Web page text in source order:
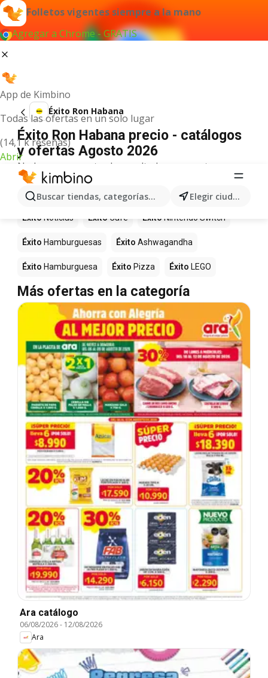
Folletos vigentes siempre a la mano
Agregar a Chrome - GRATIS
App de Kimbino
Todas las ofertas en un solo lugar
(14,1 k reseñas)
Abrir
Buscar tiendas, categorías, productos... Elegir ciudad
Éxito Ron Habana
Éxito Ron Habana precio - catálogos
y ofertas Agosto 2026
No hemos encontrado resultados para este
término.
Más productos en tiendas Éxito
Éxito Noticias Éxito Café Éxito Nintendo Switch
Éxito Hamburguesas Éxito Ashwagandha
Éxito Hamburguesa Éxito Pizza Éxito LEGO
Más ofertas en la categoría
Ara catálogo
06/08/2026- 12/08/2026
Ara